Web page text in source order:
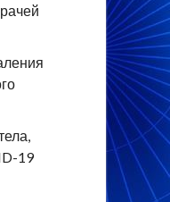
19